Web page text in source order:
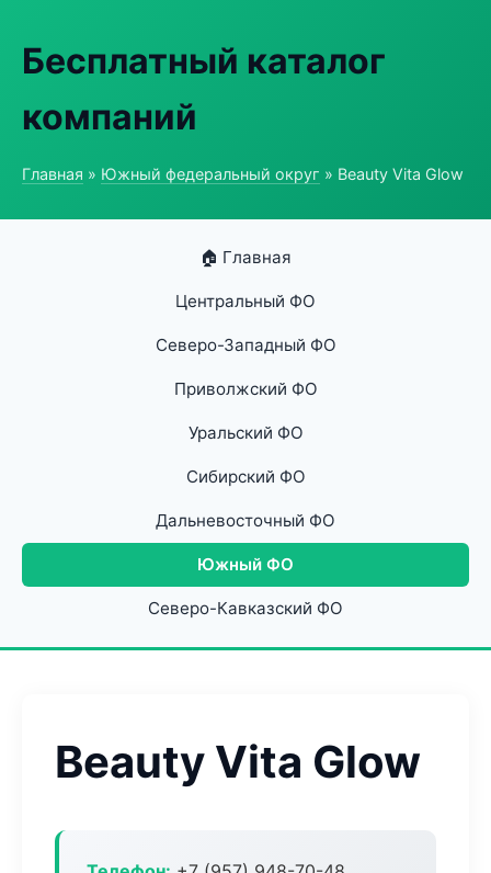
Бесплатный каталог
компаний
Главная » Южный федеральный округ » Beauty Vita Glow
🏠 Главная
Центральный ФО
Северо-Западный ФО
Приволжский ФО
Уральский ФО
Сибирский ФО
Дальневосточный ФО
Южный ФО
Северо-Кавказский ФО
Beauty Vita Glow